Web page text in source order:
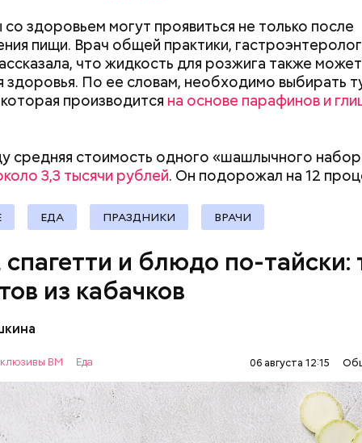
здоровьем могут проявиться не только после
пищи. Врач общей практики,
что жидкость для розжига также
здоровья. По ее словам, необходимо выбирать
производится на основе парафинов и
средняя стоимость одного «шашлычного
3,3 тысячи рублей. Он подорожал на 12
ЕДА ПРАЗДНИКИ ВРАЧИ
спагетти и блюдо по-тайски:
из кабачков
ВМ Еда 06 августа 12:15
ОВОЩИ РЕЦЕПТЫ
Алексей Калинчев рассказал, что
блюд, где используют растение.
Как получить до 100 тысяч
рублей от государства при
трудной ситуации: кто может
претендовать и какие нужны
документы
Как узнать,
реновации в
искать